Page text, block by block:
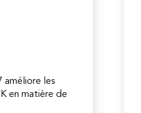
améliore les
en matière de